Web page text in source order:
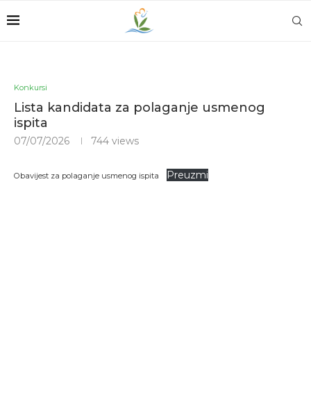
Konkursi
Lista kandidata za polaganje usmenog
ispita
07/07/2026 744 views
Obavijest za polaganje usmenog ispita Preuzmi